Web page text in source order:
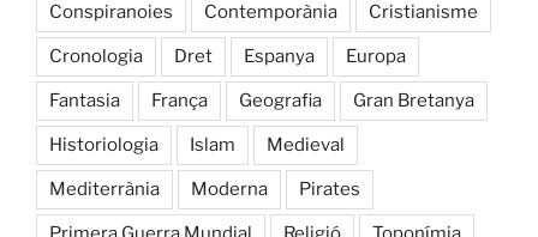
Conspiranoies Contemporània Cristianisme
Cronologia Dret Espanya Europa
Fantasia França Geografia Gran Bretanya
Historiologia Islam Medieval
Mediterrània Moderna Pirates